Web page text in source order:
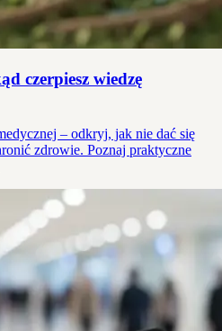
czerpiesz wiedzę
– odkryj, jak nie dać się
zdrowie. Poznaj praktyczne